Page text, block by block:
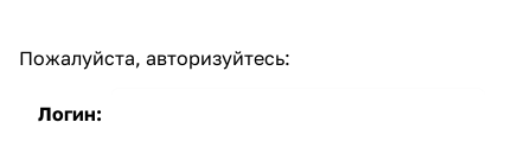
Пожалуйста, авторизуйтесь:
Логин: